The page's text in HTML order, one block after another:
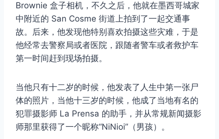
Brownie 盒子相机，不久之后，他就在墨西哥城家
中附近的 San Cosme 街道上拍到了一起交通事
故。后来，他发现他特别喜欢拍摄这些灾难，于是
他经常去警察局或者医院，跟随者警车或者救护车
第一时间赶到现场拍摄。
当他只有十二岁的时候，他发表了人生中第一张尸
体的照片，当他十三岁的时候，他成了当地有名的
犯罪摄影师 La Prensa 的助手，并从常规新闻摄影
师那里获得了一个昵称“NiNioi”（男孩）。